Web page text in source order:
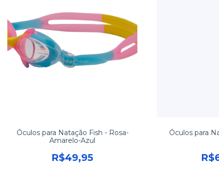
Óculos para Natação Fish - Rosa-
Amarelo-Azul
R$49,95
Óculos para